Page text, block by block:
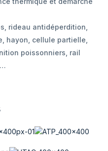
rideau antidéperdition,
hayon, cellule partielle,
poissonniers, rail